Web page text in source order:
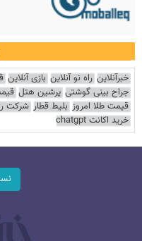
خبرآنلاین راه نو آنلاین بازی آنلاین
جراح بینی گوشتی پرشین هتل
قیمت طلا امروز بلیط قطار شرکت
خرید اکانت chatgpt